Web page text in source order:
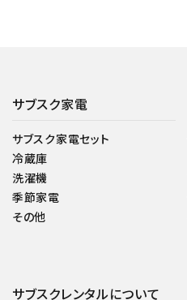
サブスク家電
サブスク家電セット
冷蔵庫
洗濯機
季節家電
その他
サブスクレンタルについて